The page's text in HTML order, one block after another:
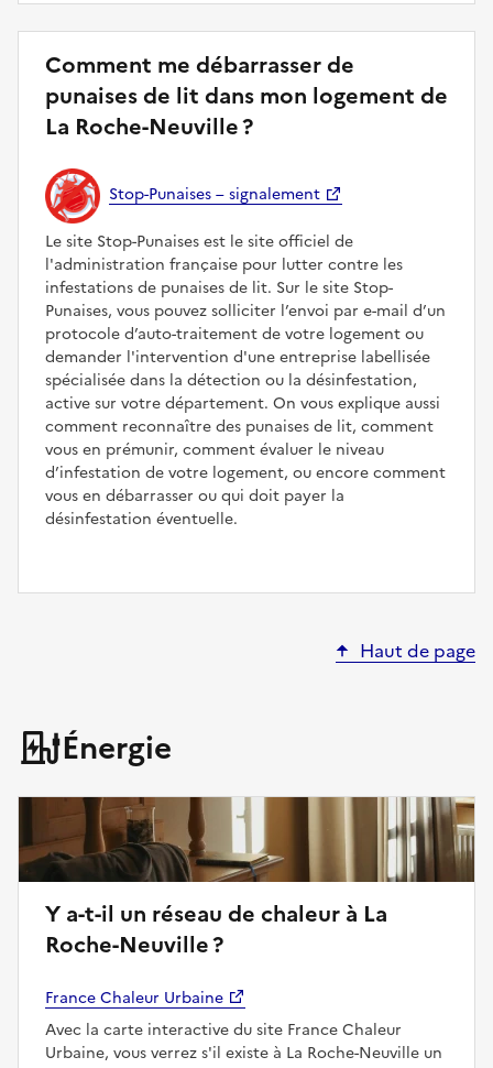
Comment me débarrasser de
punaises de lit dans mon logement de
La Roche-Neuville ?
Stop-Punaises – signalement
Le site Stop-Punaises est le site officiel de
l'administration française pour lutter contre les
infestations de punaises de lit. Sur le site Stop-
Punaises, vous pouvez solliciter l’envoi par e-mail d’un
protocole d’auto-traitement de votre logement ou
demander l'intervention d'une entreprise labellisée
spécialisée dans la détection ou la désinfestation,
active sur votre département. On vous explique aussi
comment reconnaître des punaises de lit, comment
vous en prémunir, comment évaluer le niveau
d’infestation de votre logement, ou encore comment
vous en débarrasser ou qui doit payer la
désinfestation éventuelle.
Haut de page
Énergie
Y a-t-il un réseau de chaleur à La
Roche-Neuville ?
France Chaleur Urbaine
Avec la carte interactive du site France Chaleur
Urbaine, vous verrez s'il existe à La Roche-Neuville un